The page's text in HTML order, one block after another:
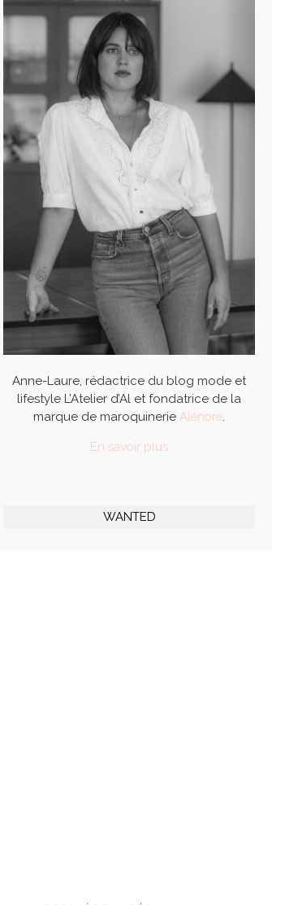
Anne-Laure, rédactrice du blog mode et
lifestyle L’Atelier d’Al et fondatrice de la
marque de maroquinerieAlénore.
En savoir plus
WANTED